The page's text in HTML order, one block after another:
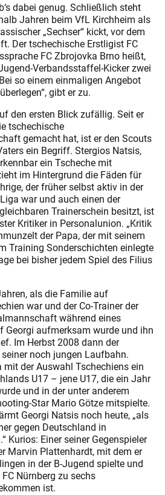
dabei genug. Schließlich steht
Jahren beim VfL Kirchheim als
„Sechser“ kickt, vor dem
Der tschechische Erstligist FC
FC Zbrojovka Brno heißt,
Verbandsstaffel-Kicker zwei
so einem einmaligen Angebot
gibt er zu.
den ers­ten Blick zufällig. Seit er
tschechische
gemacht hat, ist er den Scouts
ein Begriff. Stergios Natsis,
ein Tscheche mit
im Hintergrund die Fäden für
der früher selbst aktiv in der
war und auch einen der
Trainerschein besitzt, ist
Kritiker in Personal­union. „Kritik
der Papa, der mit seinem
Training Sonderschichten einlegte
bei bisher jedem Spiel des Filius
als die Familie auf
war und der Co-Trainer der
während eines
Georgi aufmerksam wurde und ihn
Im Herbst 2008 dann der
noch jungen Laufbahn.
der Auswahl Tschechiens ein
U17 – jene U17, die ein Jahr
und in der unter anderem
Star Mario Götze mitspielte.
Georgi Natsis noch heute, „als
gegen Deutschland in
Kurios: Einer seiner Gegenspieler
Marvin Plattenhardt, mit dem er
in der B-Jugend spielte und
Nürnberg zu sechs
ist.